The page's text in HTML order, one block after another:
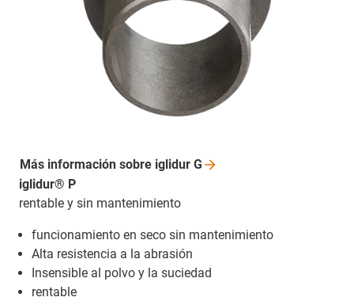
iglidur® P
rentable y sin mantenimiento
funcionamiento en seco sin mantenimiento
Alta resistencia a la abrasión
Insensible al polvo y la suciedad
rentable
Más información sobre iglidur G